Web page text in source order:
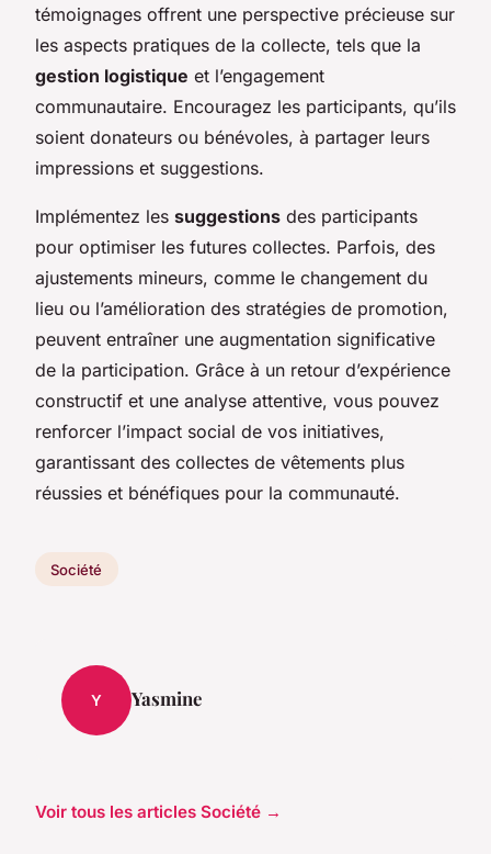
témoignages offrent une perspective précieuse sur
les aspects pratiques de la collecte, tels que la
gestion logistique et l’engagement
communautaire. Encouragez les participants, qu’ils
soient donateurs ou bénévoles, à partager leurs
impressions et suggestions.
Implémentez les suggestions des participants
pour optimiser les futures collectes. Parfois, des
ajustements mineurs, comme le changement du
lieu ou l’amélioration des stratégies de promotion,
peuvent entraîner une augmentation significative
de la participation. Grâce à un retour d’expérience
constructif et une analyse attentive, vous pouvez
renforcer l’impact social de vos initiatives,
garantissant des collectes de vêtements plus
réussies et bénéfiques pour la communauté.
Société
Y Yasmine
Voir tous les articles Société →